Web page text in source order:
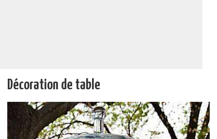
Décoration de table